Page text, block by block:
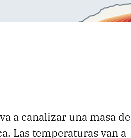
a canalizar una masa de
Las temperaturas van a